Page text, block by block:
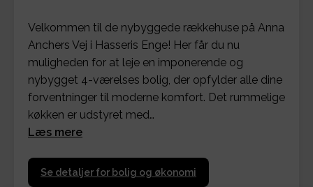
Velkommen til de nybyggede rækkehuse på Anna
Anchers Vej i Hasseris Enge! Her får du nu
muligheden for at leje en imponerende og
nybygget 4-værelses bolig, der opfylder alle dine
forventninger til moderne komfort. Det rummelige
køkken er udstyret med…
Læs mere
Se detaljer for bolig og økonomi